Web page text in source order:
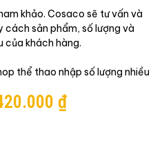
khảo. Cosaco sẽ tư vấn và
cách sản phẩm, số lượng và
của khách hàng.
thể thao nhập số lượng nhiều
₫